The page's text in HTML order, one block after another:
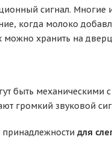
сигнал. Многие
когда молоко
хранить на
быть
громкий звуковой
для